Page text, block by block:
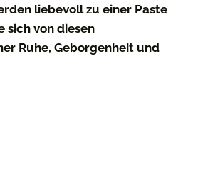
liebevoll zu einer Paste
sich von diesen
Ruhe, Geborgenheit und